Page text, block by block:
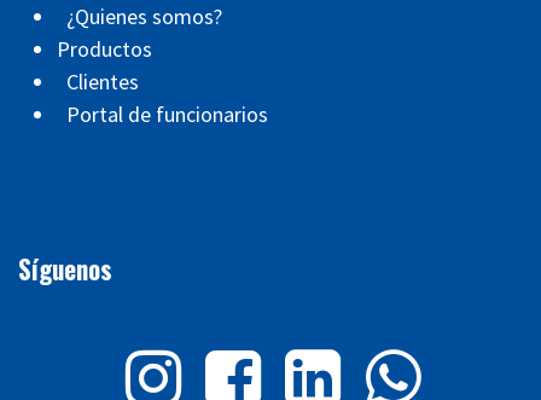
¿Quienes somos?
Productos
Clientes
Portal de funcionarios
Síguenos